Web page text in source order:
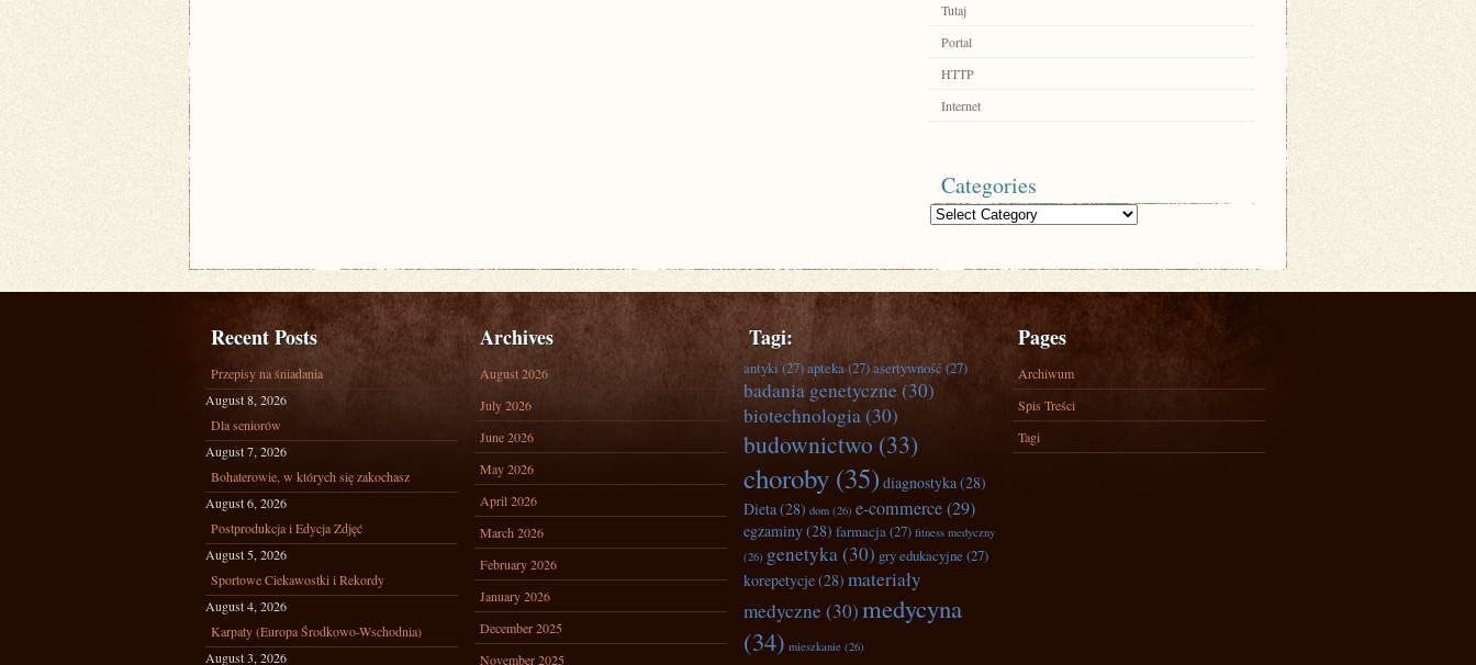
Tutaj
Portal
HTTP
Internet
Categories
Categories
Recent Posts
Przepisy na śniadania
August 8, 2026
Dla seniorów
August 7, 2026
Bohaterowie, w których się zakochasz
August 6, 2026
Postprodukcja i Edycja Zdjęć
August 5, 2026
Sportowe Ciekawostki i Rekordy
August 4, 2026
Karpaty (Europa Środkowo-Wschodnia)
August 3, 2026
Archives
August 2026
July 2026
June 2026
May 2026
April 2026
March 2026
February 2026
January 2026
December 2025
November 2025
Tagi:
antyki(27)apteka(27)asertywność(27)
badania genetyczne(30)
biotechnologia(30)
budownictwo (33)
choroby (35) diagnostyka(28)
Dieta(28) dom (26) e-commerce(29)
egzaminy(28) farmacja(27) fitness medyczny
(26) genetyka(30) gry edukacyjne (27)
korepetycje(28) materiały
medyczne (30)medycyna
(34) mieszkanie (26)
Pages
Archiwum
Spis Treści
Tagi